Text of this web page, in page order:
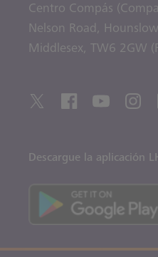
Centro Compás
Nelson Road, Hounslow
Middlesex, TW6 2GW
Descargue la aplicación